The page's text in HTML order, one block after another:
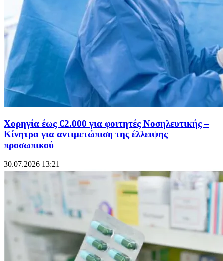
Χορηγία έως €2.000 για φοιτητές Νοσηλευτικής –
Κίνητρα για αντιμετώπιση της έλλειψης
προσωπικού
30.07.2026 13:21